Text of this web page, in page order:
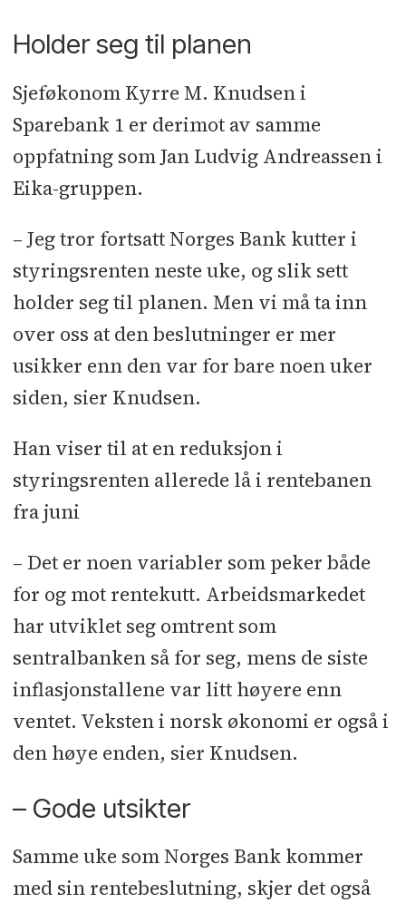
Holder seg til planen
Sjeføkonom Kyrre M. Knudsen i
Sparebank 1 er derimot av samme
oppfatning som Jan Ludvig Andreassen i
Eika-gruppen.
– Jeg tror fortsatt Norges Bank kutter i
styringsrenten neste uke, og slik sett
holder seg til planen. Men vi må ta inn
over oss at den beslutninger er mer
usikker enn den var for bare noen uker
siden, sier Knudsen.
Han viser til at en reduksjon i
styringsrenten allerede lå i rentebanen
fra juni
– Det er noen variabler som peker både
for og mot rentekutt. Arbeidsmarkedet
har utviklet seg omtrent som
sentralbanken så for seg, mens de siste
inflasjonstallene var litt høyere enn
ventet. Veksten i norsk økonomi er også i
den høye enden, sier Knudsen.
– Gode utsikter
Samme uke som Norges Bank kommer
med sin rentebeslutning, skjer det også